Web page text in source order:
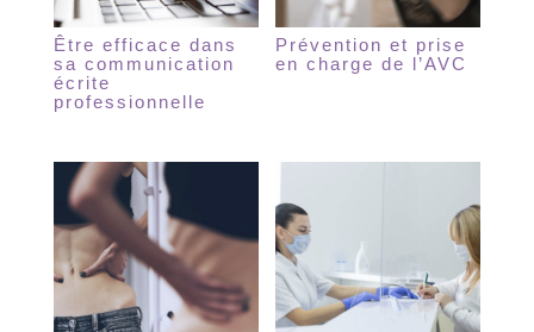
Être efficace dans
sa communication
écrite
professionnelle
Prévention et prise
en charge de l’AVC